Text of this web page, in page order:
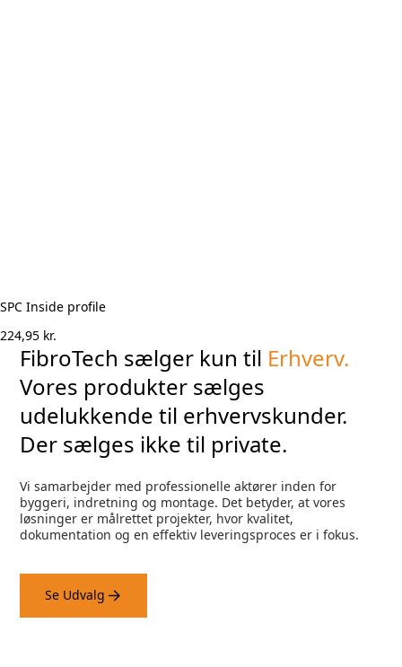
SPC Inside profile
224,95 kr.
FibroTech sælger kun til Erhverv.
Vores produkter sælges
udelukkende til erhvervskunder.
Der sælges ikke til private.
Vi samarbejder med professionelle aktører inden for
byggeri, indretning og montage. Det betyder, at vores
løsninger er målrettet projekter, hvor kvalitet,
dokumentation og en effektiv leveringsproces er i fokus.
Se Udvalg